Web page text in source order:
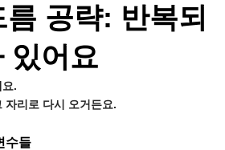
름 공략: 반복되
있어요
.
자리로 다시 오거든요.
수들